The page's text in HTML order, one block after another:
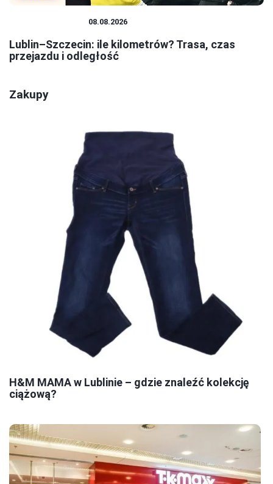
08.08.2026
Lublin–Szczecin: ile kilometrów? Trasa, czas
przejazdu i odległość
Zakupy
H&M MAMA w Lublinie – gdzie znaleźć kolekcję
ciążową?